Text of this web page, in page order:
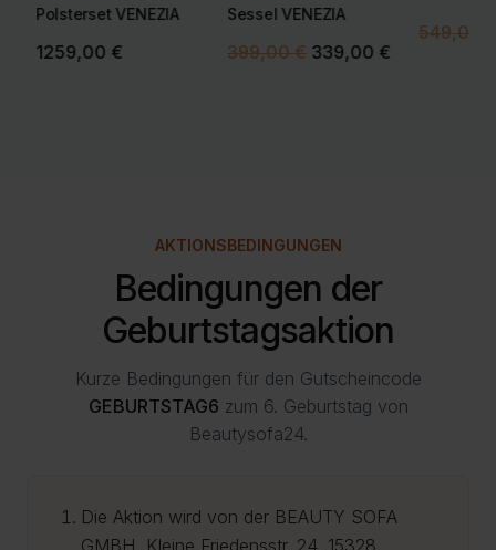
Polsterset VENEZIA
1259,00 €
Sessel VENEZIA
399,00€ Ursprünglicher
339,00 €
549,00
AKTIONSBEDINGUNGEN
Bedingungen der
Geburtstagsaktion
Kurze Bedingungen für den Gutscheincode
GEBURTSTAG6 zum 6. Geburtstag von
Beautysofa24.
Die Aktion wird von der BEAUTY SOFA
GMBH, Kleine Friedensstr. 24, 15328